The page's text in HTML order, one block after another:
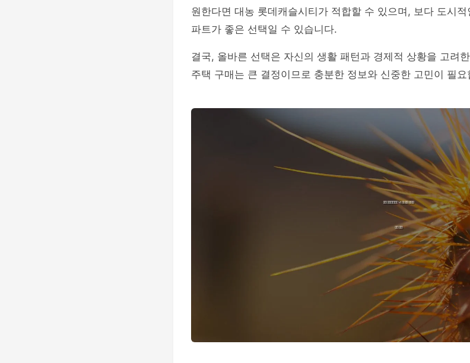
원한다면 대농 롯데캐슬시티가 적합할 수 있으며, 보다 도시
파트가 좋은 선택일 수 있습니다.
결국, 올바른 선택은 자신의 생활 패턴과 경제적 상황을 고려
주택 구매는 큰 결정이므로 충분한 정보와 신중한 고민이 필요